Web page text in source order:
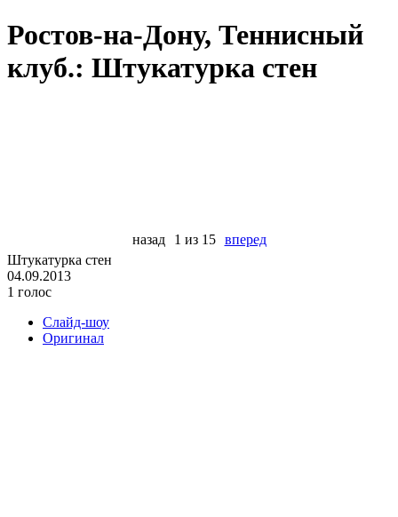
Ростов-на-Дону, Теннисный
клуб.: Штукатурка стен
назад 1 из 15
вперед
Штукатурка стен
04.09.2013
1 голос
Слайд-шоу
Оригинал